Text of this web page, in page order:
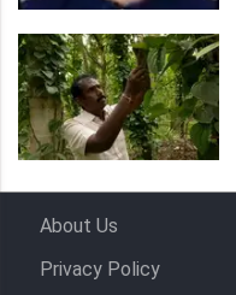
About Us
Privacy Policy